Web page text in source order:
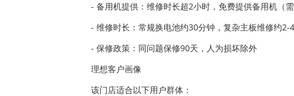
- 备用机提供：维修时长超2小时，免费提供备用机（需
- 维修时长：常规换电池约30分钟，复杂主板维修约2-
- 保修政策：同问题保修90天，人为损坏除外
理想客户画像
该门店适合以下用户群体：